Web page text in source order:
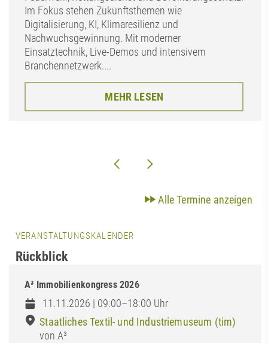
Im Fokus stehen Zukunftsthemen wie
Digitalisierung, KI, Klimaresilienz und
Nachwuchsgewinnung. Mit moderner
Einsatztechnik, Live-Demos und intensivem
Branchennetzwerk....
MEHR LESEN
Alle Termine anzeigen
VERANSTALTUNGSKALENDER
Rückblick
A³ Immobilienkongress 2026
11.11.2026 | 09:00–18:00 Uhr
Staatliches Textil- und Industriemuseum (tim)
von A³